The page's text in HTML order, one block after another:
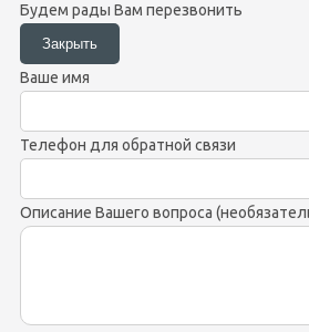
Будем рады Вам перезвонить
Ваше имя
Телефон для обратной связи
Описание Вашего вопроса